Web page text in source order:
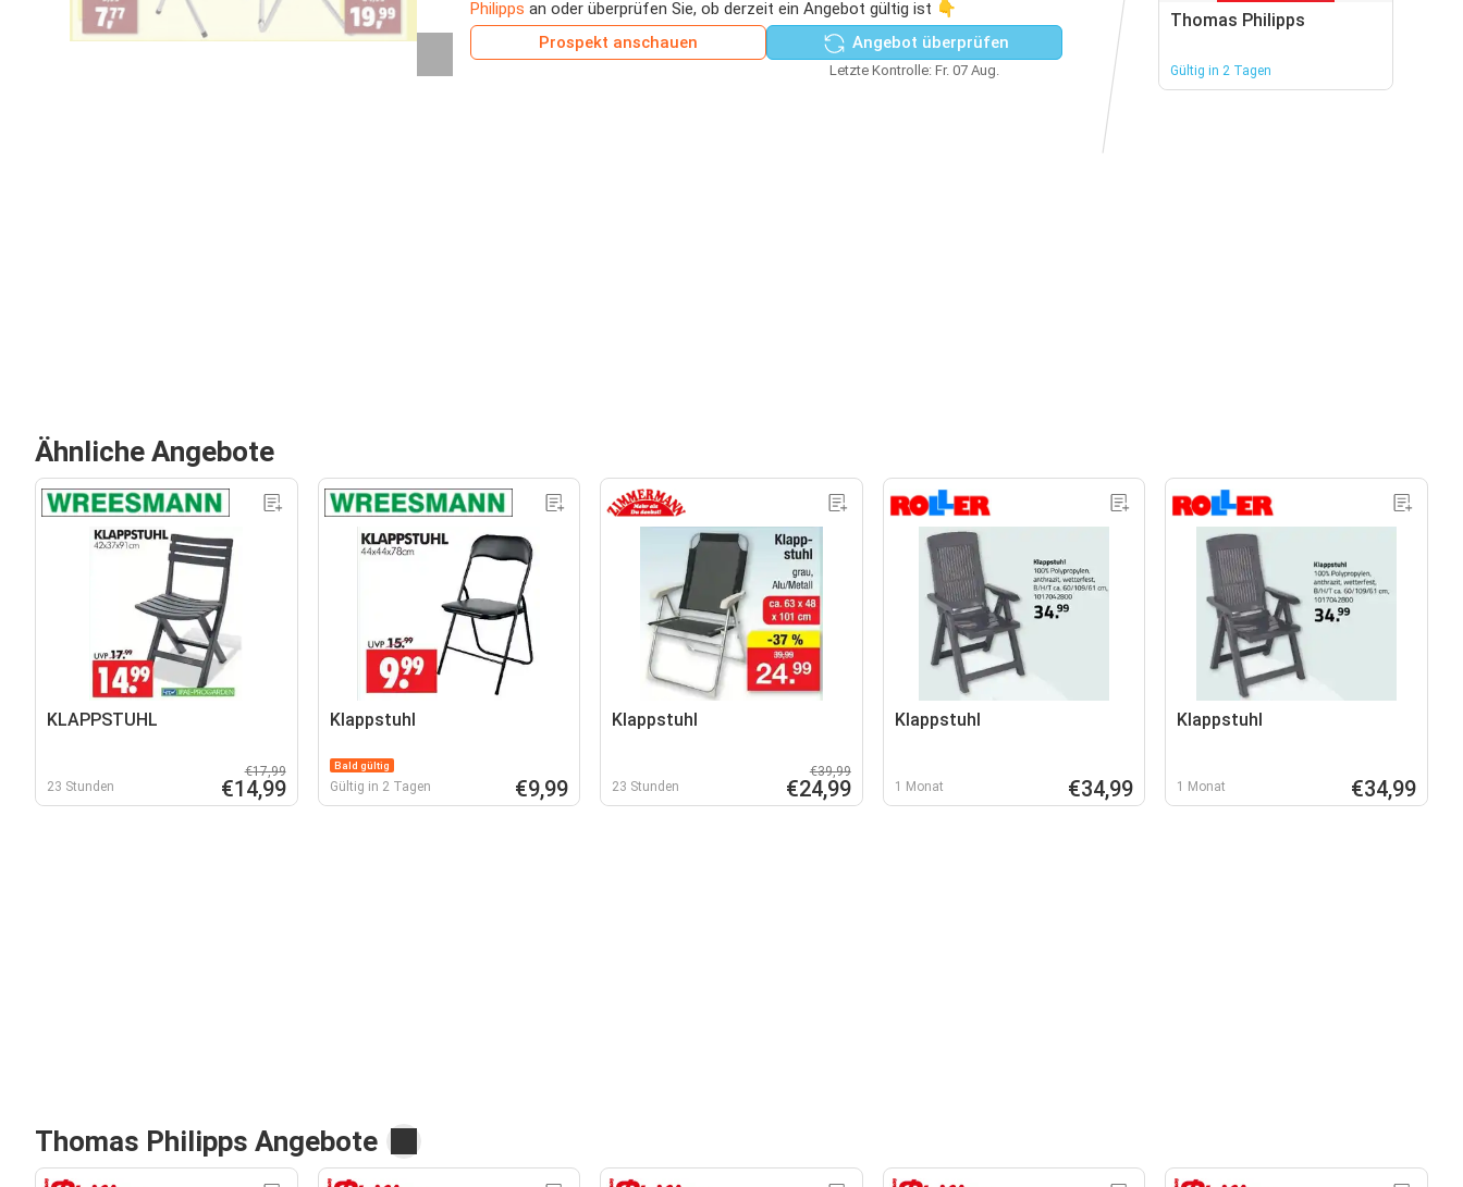
Philipps an oder überprüfen Sie, ob derzeit ein Angebot gültig ist 👇
Prospekt anschauen
Angebot überprüfen
Letzte Kontrolle: Fr. 07 Aug.
Thomas Philipps
Gültig in 2 Tagen
Ähnliche Angebote
KLAPPSTUHL
23 Stunden
€17,99
€14,99
Klappstuhl
Bald gültig
Gültig in 2 Tagen €9,99
Klappstuhl
23 Stunden
€39,99
€24,99
Klappstuhl
1 Monat €34,99
Klappstuhl
1 Monat €34,99
Thomas Philipps Angebote